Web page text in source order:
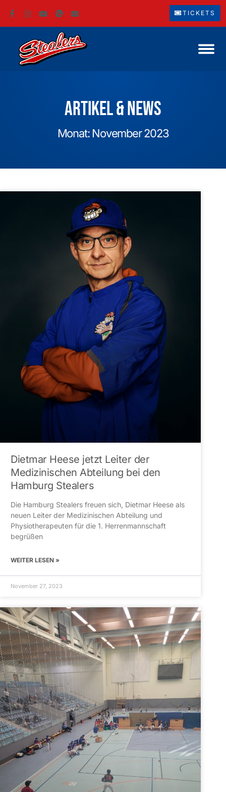
TICKETS
Artikel & News
Monat: November 2023
Dietmar Heese jetzt Leiter der
Medizinischen Abteilung bei den
Hamburg Stealers
Die Hamburg Stealers freuen sich, Dietmar Heese als
neuen Leiter der Medizinischen Abteilung und
Physiotherapeuten für die 1. Herrenmannschaft
begrüßen
WEITER LESEN »
November 27, 2023